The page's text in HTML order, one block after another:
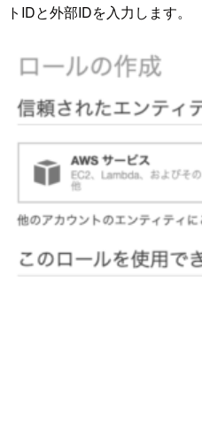
トIDと外部IDを入力します。